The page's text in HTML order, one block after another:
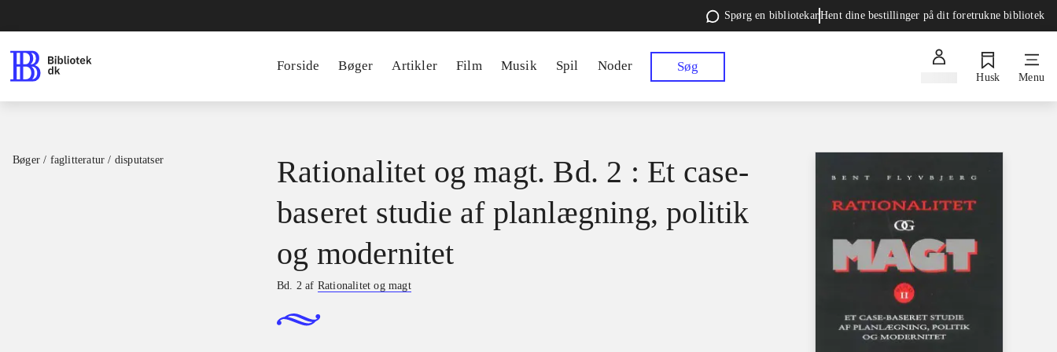
Spørg en bibliotekarHent dine bestillinger på dit foretrukne bibliotek
Forside Bøger Artikler Film Musik Spil Noder Søg
Husk Menu
Bøger / faglitteratur / disputatser
Rationalitet og magt. Bd. 2 : Et case-
baseret studie af planlægning, politik
og modernitet
Bd. 2 af Rationalitet og magt